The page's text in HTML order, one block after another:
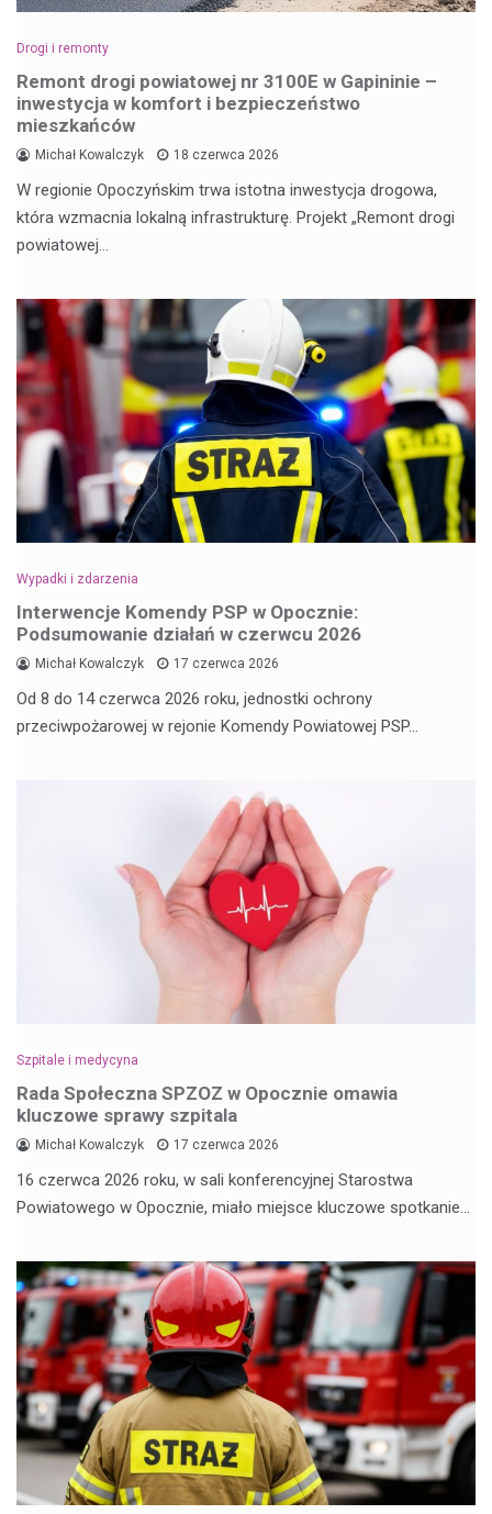
Drogi i remonty
Remont drogi powiatowej nr 3100E w Gapininie –
inwestycja w komfort i bezpieczeństwo
mieszkańców
Michał Kowalczyk 18 czerwca 2026
W regionie Opoczyńskim trwa istotna inwestycja drogowa,
która wzmacnia lokalną infrastrukturę. Projekt „Remont drogi
powiatowej…
Wypadki i zdarzenia
Interwencje Komendy PSP w Opocznie:
Podsumowanie działań w czerwcu 2026
Michał Kowalczyk 17 czerwca 2026
Od 8 do 14 czerwca 2026 roku, jednostki ochrony
przeciwpożarowej w rejonie Komendy Powiatowej PSP…
Szpitale i medycyna
Rada Społeczna SPZOZ w Opocznie omawia
kluczowe sprawy szpitala
Michał Kowalczyk 17 czerwca 2026
16 czerwca 2026 roku, w sali konferencyjnej Starostwa
Powiatowego w Opocznie, miało miejsce kluczowe spotkanie…